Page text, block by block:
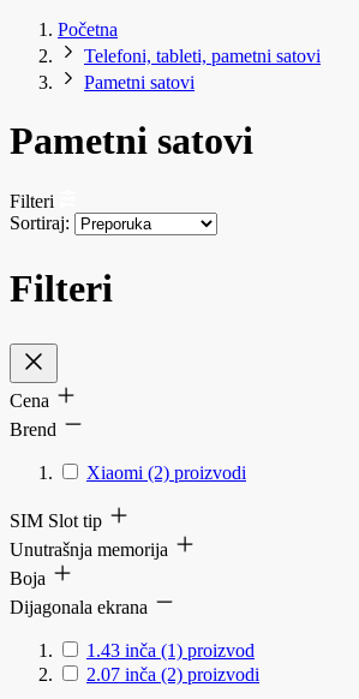
Početna
Telefoni, tableti, pametni satovi
Pametni satovi
Pametni satovi
Filteri
Sortiraj:
Filteri
Cena
Brend
Xiaomi (2) proizvodi
SIM Slot tip
Unutrašnja memorija
Boja
Dijagonala ekrana
1.43 inča (1) proizvod
2.07 inča (2) proizvodi